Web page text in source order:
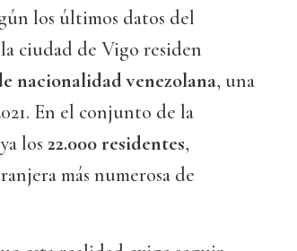
los últimos datos del
ciudad de Vigo residen
nacionalidad venezolana, una
En el conjunto de la
los 22.000 residentes,
más numerosa de